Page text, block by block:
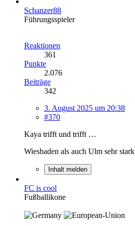
Schanzer88
Führungsspieler
Reaktionen
361
Punkte
2.076
Beiträge
342
3. August 2025 um 20:38
#370
Kaya trifft und trifft …
Wiesbaden als auch Ulm sehr stark
Inhalt melden
FC is cool
Fußballikone